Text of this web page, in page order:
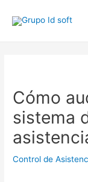
Cómo
sistema
Control de